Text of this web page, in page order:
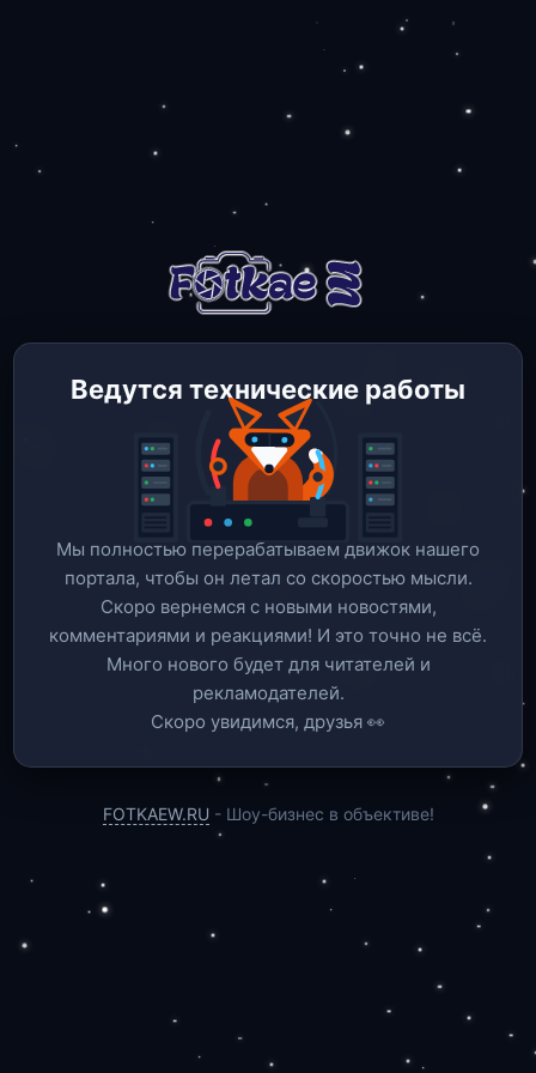
Ведутся технические работы
Мы полностью перерабатываем движок нашего
портала, чтобы он летал со скоростью мысли.
Скоро вернемся c новыми новостями,
комментариями и реакциями! И это точно не всё.
Много нового будет для читателей и
рекламодателей.
Скоро увидимся, друзья 👀
FOTKAEW.RU - Шоу-бизнес в объективе!